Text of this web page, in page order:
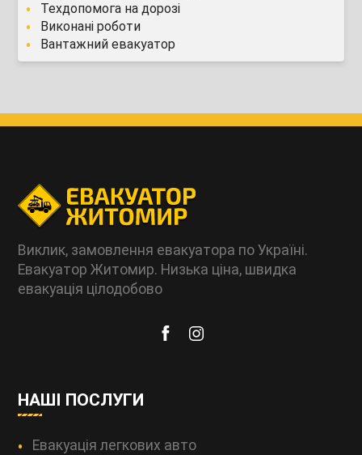
Техдопомога на дорозі
Виконані роботи
Вантажний евакуатор
Виклик, замовлення евакуатора по Україні.
Евакуатор Житомир. Низька ціна, швидка
евакуація цілодобово
НАШІ ПОСЛУГИ
Евакуація легкових авто